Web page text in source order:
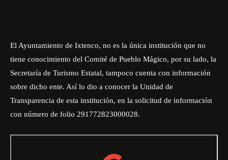
El Ayuntamiento de Ixtenco, no es la única institución que no
tiene conocimiento del Comité de Pueblo Mágico, por su lado, la
Secretaría de Turismo Estatal, tampoco cuenta con información
sobre dicho ente. Así lo dio a conocer la Unidad de
Transparencia de esta institución, en la solicitud de información
con número de folio 291772823000028.